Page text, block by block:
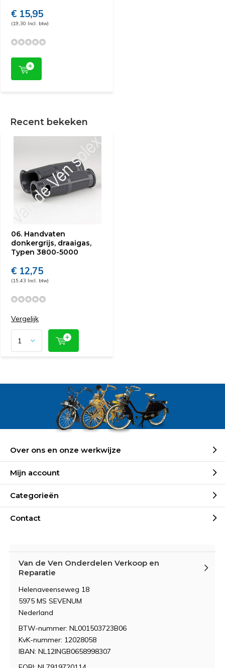
€ 15,95
(19,30 Incl. btw)
Recent bekeken
06. Handvaten
donkergrijs, draaigas,
Typen 3800-5000
€ 12,75
(15,43 Incl. btw)
Vergelijk
Over ons en onze werkwijze
Mijn account
Categorieën
Contact
Van de Ven Onderdelen Verkoop en
Reparatie
Helenaveenseweg 18
5975 MS SEVENUM
Nederland
BTW-nummer: NL001503723B06
KvK-nummer: 12028058
IBAN: NL12INGB0658998307